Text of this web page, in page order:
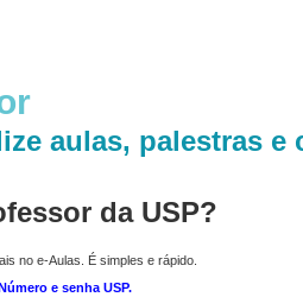
aulas, palestras e
da USP?
no e-Aulas. É simples e rápido.
e senha USP.